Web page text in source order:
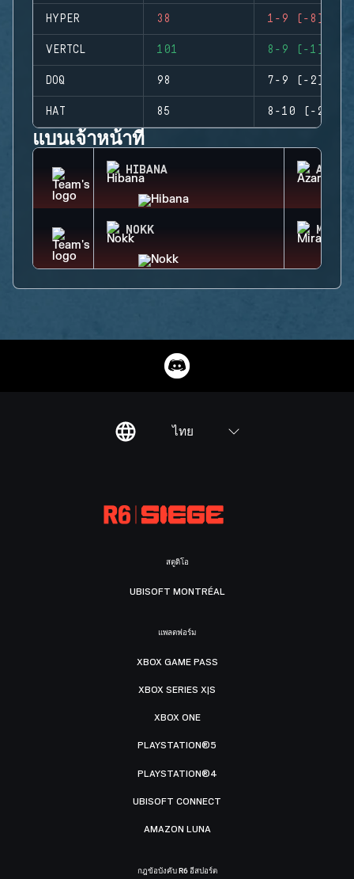
HYPER 38 1-9 (-8)
VERTCL 101 8-9 (-1)
DOQ 98 7-9 (-2)
HAT 85 8-10 (-2)
แบนเจ้าหน้าที่
HIBANA AZAMI
NOKK MIRA
ไทย
สตูดิโอ
UBISOFT MONTRÉAL
แพลตฟอร์ม
XBOX GAME PASS
XBOX SERIES X|S
XBOX ONE
PLAYSTATION®5
PLAYSTATION®4
UBISOFT CONNECT
AMAZON LUNA
กฎข้อบังคับ R6 อีสปอร์ต